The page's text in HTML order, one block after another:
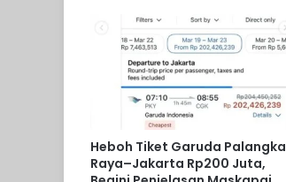
Heboh Tiket Garuda Palangka
Raya–Jakarta Rp200 Juta,